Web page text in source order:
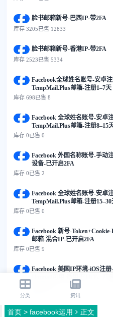
首页> facebook运用 正文